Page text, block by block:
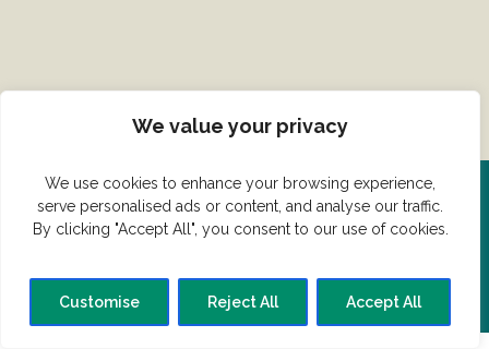
We value your privacy
We use cookies to enhance your browsing experience,
serve personalised ads or content, and analyse our traffic.
By clicking "Accept All", you consent to our use of cookies.
Customise Reject All Accept All
Del din ret her!
Har du en konge ret du vil dele?